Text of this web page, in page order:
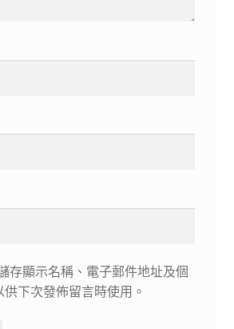
存顯示名稱、電子郵件地址及個
下次發佈留言時使用。